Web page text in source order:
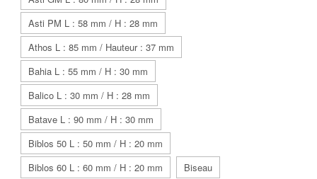
Asti PM L : 58 mm / H : 28 mm
Athos L : 85 mm / Hauteur : 37 mm
Bahia L : 55 mm / H : 30 mm
Balico L : 30 mm / H : 28 mm
Batave L : 90 mm / H : 30 mm
Biblos 50 L : 50 mm / H : 20 mm
Biblos 60 L : 60 mm / H : 20 mm
Biseau